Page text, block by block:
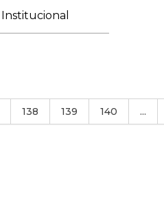
Institucional
138 139 140 ...